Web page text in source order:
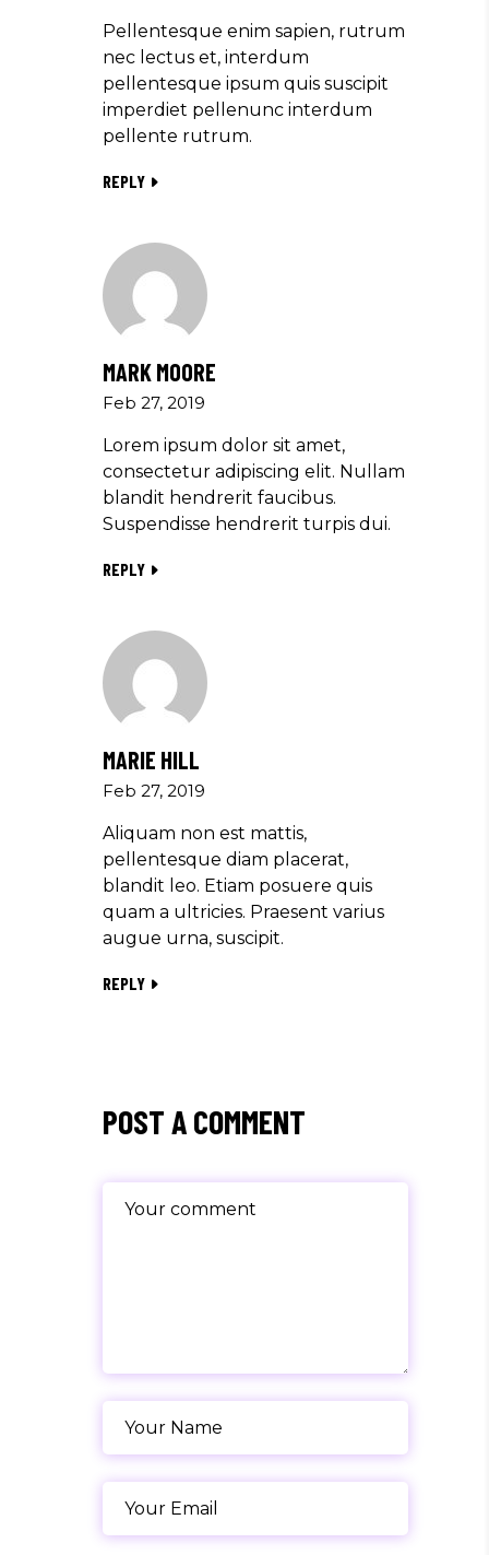
Pellentesque enim sapien, rutrum
nec lectus et, interdum
pellentesque ipsum quis suscipit
imperdiet pellenunc interdum
pellente rutrum.
REPLY
MARK MOORE
Feb 27, 2019
Lorem ipsum dolor sit amet,
consectetur adipiscing elit. Nullam
blandit hendrerit faucibus.
Suspendisse hendrerit turpis dui.
REPLY
MARIE HILL
Feb 27, 2019
Aliquam non est mattis,
pellentesque diam placerat,
blandit leo. Etiam posuere quis
quam a ultricies. Praesent varius
augue urna, suscipit.
REPLY
POST A COMMENT